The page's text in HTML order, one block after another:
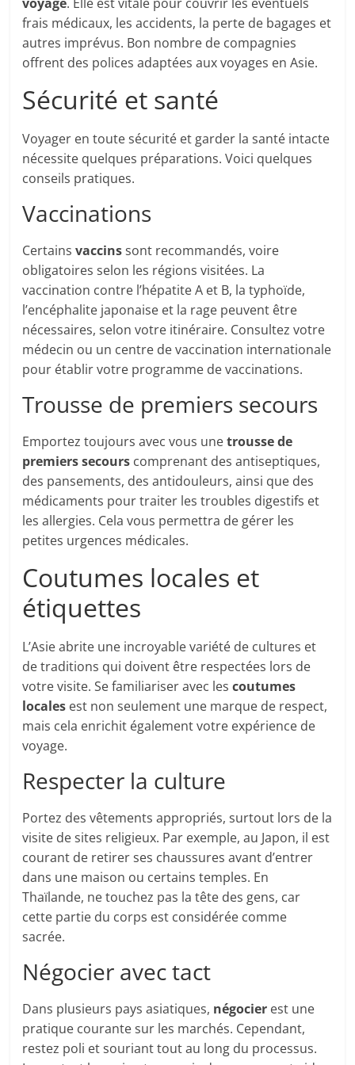
frais médicaux, les accidents, la perte de bagages et
autres imprévus. Bon nombre de compagnies
offrent des polices adaptées aux voyages en Asie.
Sécurité et santé
Voyager en toute sécurité et garder la santé intacte
nécessite quelques préparations. Voici quelques
conseils pratiques.
Vaccinations
Certainsvaccinssont recommandés, voire
obligatoires selon les régions visitées. La
vaccination contre l’hépatite A et B, la typhoïde,
l’encéphalite japonaise et la rage peuvent être
nécessaires, selon votre itinéraire. Consultez votre
médecin ou un centre de vaccination internationale
pour établir votre programme de vaccinations.
Trousse de premiers secours
Emportez toujours avec vous unetrousse de
premiers secours comprenant des antiseptiques,
des pansements, des antidouleurs, ainsi que des
médicaments pour traiter les troubles digestifs et
les allergies. Cela vous permettra de gérer les
petites urgences médicales.
Coutumes locales et
étiquettes
L’Asie abrite une incroyable variété de cultures et
de traditions qui doivent être respectées lors de
votre visite. Se familiariser avec lescoutumes
locales est non seulement une marque de respect,
mais cela enrichit également votre expérience de
voyage.
Respecter la culture
Portez des vêtements appropriés, surtout lors de la
visite de sites religieux. Par exemple, au Japon, il est
courant de retirer ses chaussures avant d’entrer
dans une maison ou certains temples. En
Thaïlande, ne touchez pas la tête des gens, car
cette partie du corps est considérée comme
sacrée.
Négocier avec tact
Dans plusieurs pays asiatiques, négocier est une
pratique courante sur les marchés. Cependant,
restez poli et souriant tout au long du processus.